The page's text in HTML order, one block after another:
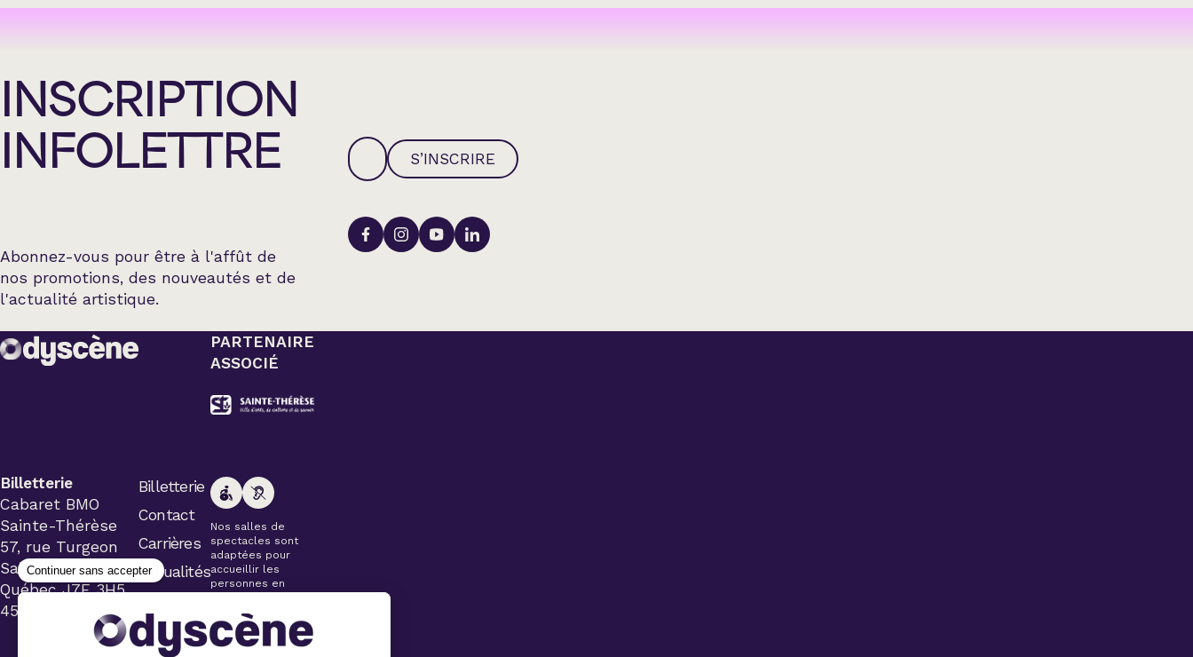
INSCRIPTION
INFOLETTRE
Abonnez-vous pour être à l'affût de
nos promotions, des nouveautés et de
l'actualité artistique.
S’INSCRIRE
Billetterie
Cabaret BMO
Sainte-Thérèse
57, rue Turgeon
Sainte-Thérèse
Québec J7E 3H5
450 434-4006
Billetterie
Contact
Carrières
Actualités
PARTENAIRE
ASSOCIÉ
Nos salles de
spectacles sont
adaptées pour
accueillir les
personnes en
Veuillez
simplement aviser
le préposé à la